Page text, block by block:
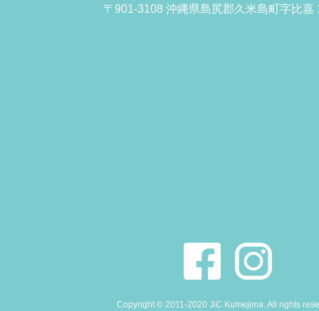
〒901-3108 沖縄県島尻郡久米島町字比嘉
Copyright © 2011-2020 JiC Kumejima. All rights